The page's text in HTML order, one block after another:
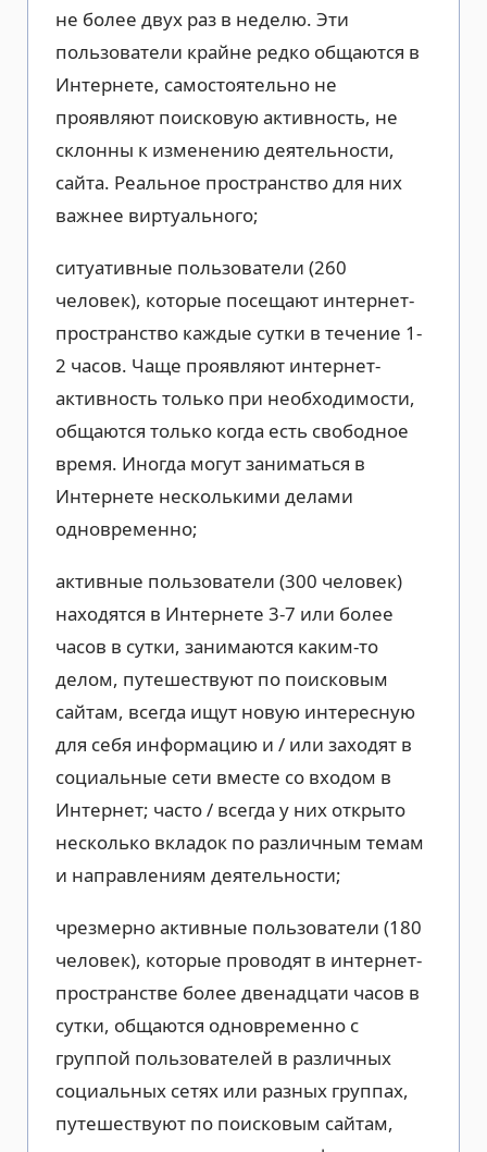
не более двух раз в неделю. Эти
пользователи крайне редко общаются в
Интернете, самостоятельно не
проявляют поисковую активность, не
склонны к изменению деятельности,
сайта. Реальное пространство для них
важнее виртуального;
ситуативные пользователи (260
человек), которые посещают интернет-
пространство каждые сутки в течение 1-
2 часов. Чаще проявляют интернет-
активность только при необходимости,
общаются только когда есть свободное
время. Иногда могут заниматься в
Интернете несколькими делами
одновременно;
активные пользователи (300 человек)
находятся в Интернете 3-7 или более
часов в сутки, занимаются каким-то
делом, путешествуют по поисковым
сайтам, всегда ищут новую интересную
для себя информацию и / или заходят в
социальные сети вместе со входом в
Интернет; часто / всегда у них открыто
несколько вкладок по различным темам
и направлениям деятельности;
чрезмерно активные пользователи (180
человек), которые проводят в интернет-
пространстве более двенадцати часов в
сутки, общаются одновременно с
группой пользователей в различных
социальных сетях или разных группах,
путешествуют по поисковым сайтам,